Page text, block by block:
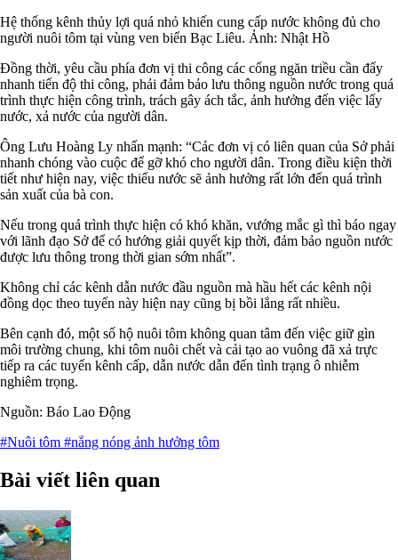
Hệ thống kênh thủy lợi quá nhỏ khiến cung cấp nước không đủ cho
người nuôi tôm tại vùng ven biển Bạc Liêu. Ảnh: Nhật Hồ
Đồng thời, yêu cầu phía đơn vị thi công các cống ngăn triều cần đẩy
nhanh tiến độ thi công, phải đảm bảo lưu thông nguồn nước trong quá
trình thực hiện công trình, trách gây ách tắc, ảnh hưởng đến việc lấy
nước, xả nước của người dân.
Ông Lưu Hoàng Ly nhấn mạnh: “Các đơn vị có liên quan của Sở phải
nhanh chóng vào cuộc để gỡ khó cho người dân. Trong điều kiện thời
tiết như hiện nay, việc thiếu nước sẽ ảnh hưởng rất lớn đến quá trình
sản xuất của bà con.
Nếu trong quá trình thực hiện có khó khăn, vướng mắc gì thì báo ngay
với lãnh đạo Sở để có hướng giải quyết kịp thời, đảm bảo nguồn nước
được lưu thông trong thời gian sớm nhất”.
Không chỉ các kênh dẫn nước đầu nguồn mà hầu hết các kênh nội
đồng dọc theo tuyến này hiện nay cũng bị bồi lắng rất nhiều.
Bên cạnh đó, một số hộ nuôi tôm không quan tâm đến việc giữ gìn
môi trường chung, khi tôm nuôi chết và cải tạo ao vuông đã xả trực
tiếp ra các tuyến kênh cấp, dẫn nước dẫn đến tình trạng ô nhiễm
nghiêm trọng.
Nguồn: Báo Lao Động
#Nuôi tôm #nắng nóng ảnh hưởng tôm
Bài viết liên quan